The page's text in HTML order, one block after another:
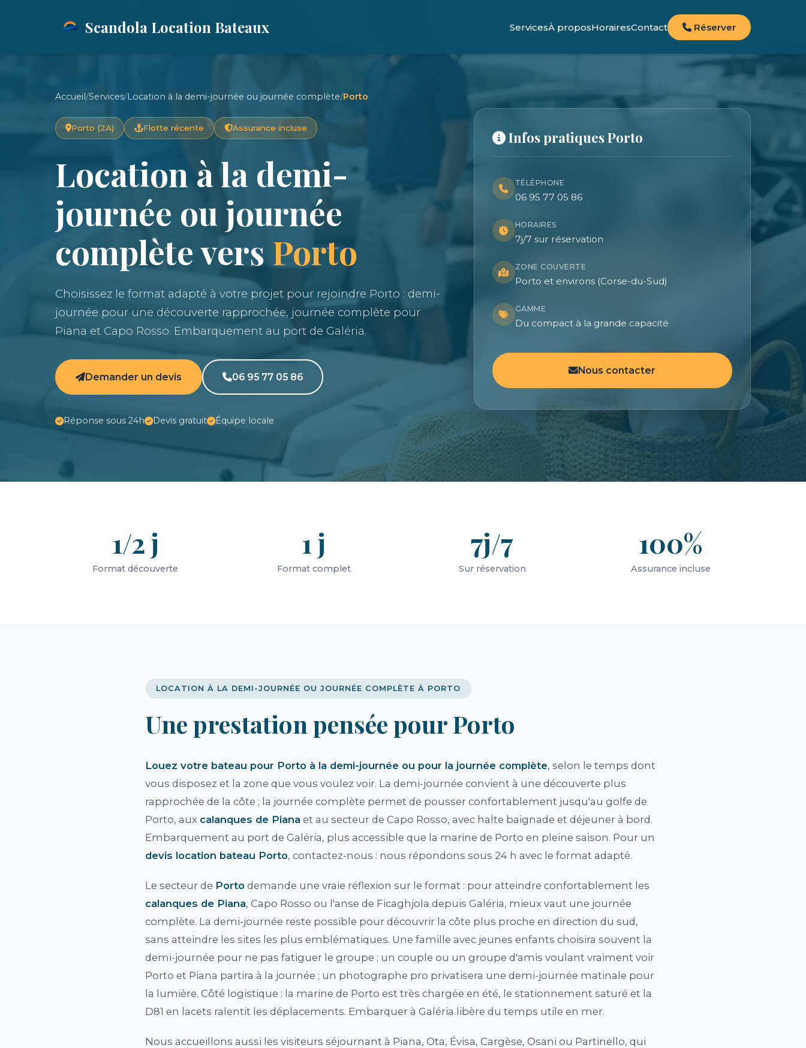
Scandola Location Bateaux ServicesÀ proposHorairesContact Réserver
Accueil/Services/Location à la demi-journée ou journée complète/Porto
Porto (2A) Flotte récente Assurance incluse
Location à la demi-
journée ou journée
complète vers Porto
Choisissez le format adapté à votre projet pour rejoindre Porto : demi-
journée pour une découverte rapprochée, journée complète pour
Piana et Capo Rosso. Embarquement au port de Galéria.
Demander un devis 06 95 77 05 86
Réponse sous 24h Devis gratuit Équipe locale
Infos pratiques Porto
TÉLÉPHONE
06 95 77 05 86
HORAIRES
7j/7 sur réservation
ZONE COUVERTE
Porto et environs (Corse-du-Sud)
GAMME
Du compact à la grande capacité
Nous contacter
1/2 j
Format découverte
1 j
Format complet
7j/7
Sur réservation
100%
Assurance incluse
LOCATION À LA DEMI-JOURNÉE OU JOURNÉE COMPLÈTE À PORTO
Une prestation pensée pour Porto
Louez votre bateau pour Porto à la demi-journée ou pour la journée complète, selon le temps dont
vous disposez et la zone que vous voulez voir. La demi-journée convient à une découverte plus
rapprochée de la côte ; la journée complète permet de pousser confortablement jusqu'au golfe de
Porto, aux calanques de Piana et au secteur de Capo Rosso, avec halte baignade et déjeuner à bord.
Embarquement au port de Galéria, plus accessible que la marine de Porto en pleine saison. Pour un
devis location bateau Porto, contactez-nous : nous répondons sous 24 h avec le format adapté.
Le secteur de Porto demande une vraie réflexion sur le format : pour atteindre confortablement les
calanques de Piana, Capo Rosso ou l'anse de Ficaghjola depuis Galéria, mieux vaut une journée
complète. La demi-journée reste possible pour découvrir la côte plus proche en direction du sud,
sans atteindre les sites les plus emblématiques. Une famille avec jeunes enfants choisira souvent la
demi-journée pour ne pas fatiguer le groupe ; un couple ou un groupe d'amis voulant vraiment voir
Porto et Piana partira à la journée ; un photographe pro privatisera une demi-journée matinale pour
la lumière. Côté logistique : la marine de Porto est très chargée en été, le stationnement saturé et la
D81 en lacets ralentit les déplacements. Embarquer à Galéria libère du temps utile en mer.
Nous accueillons aussi les visiteurs séjournant à Piana, Ota, Évisa, Cargèse, Osani ou Partinello, qui